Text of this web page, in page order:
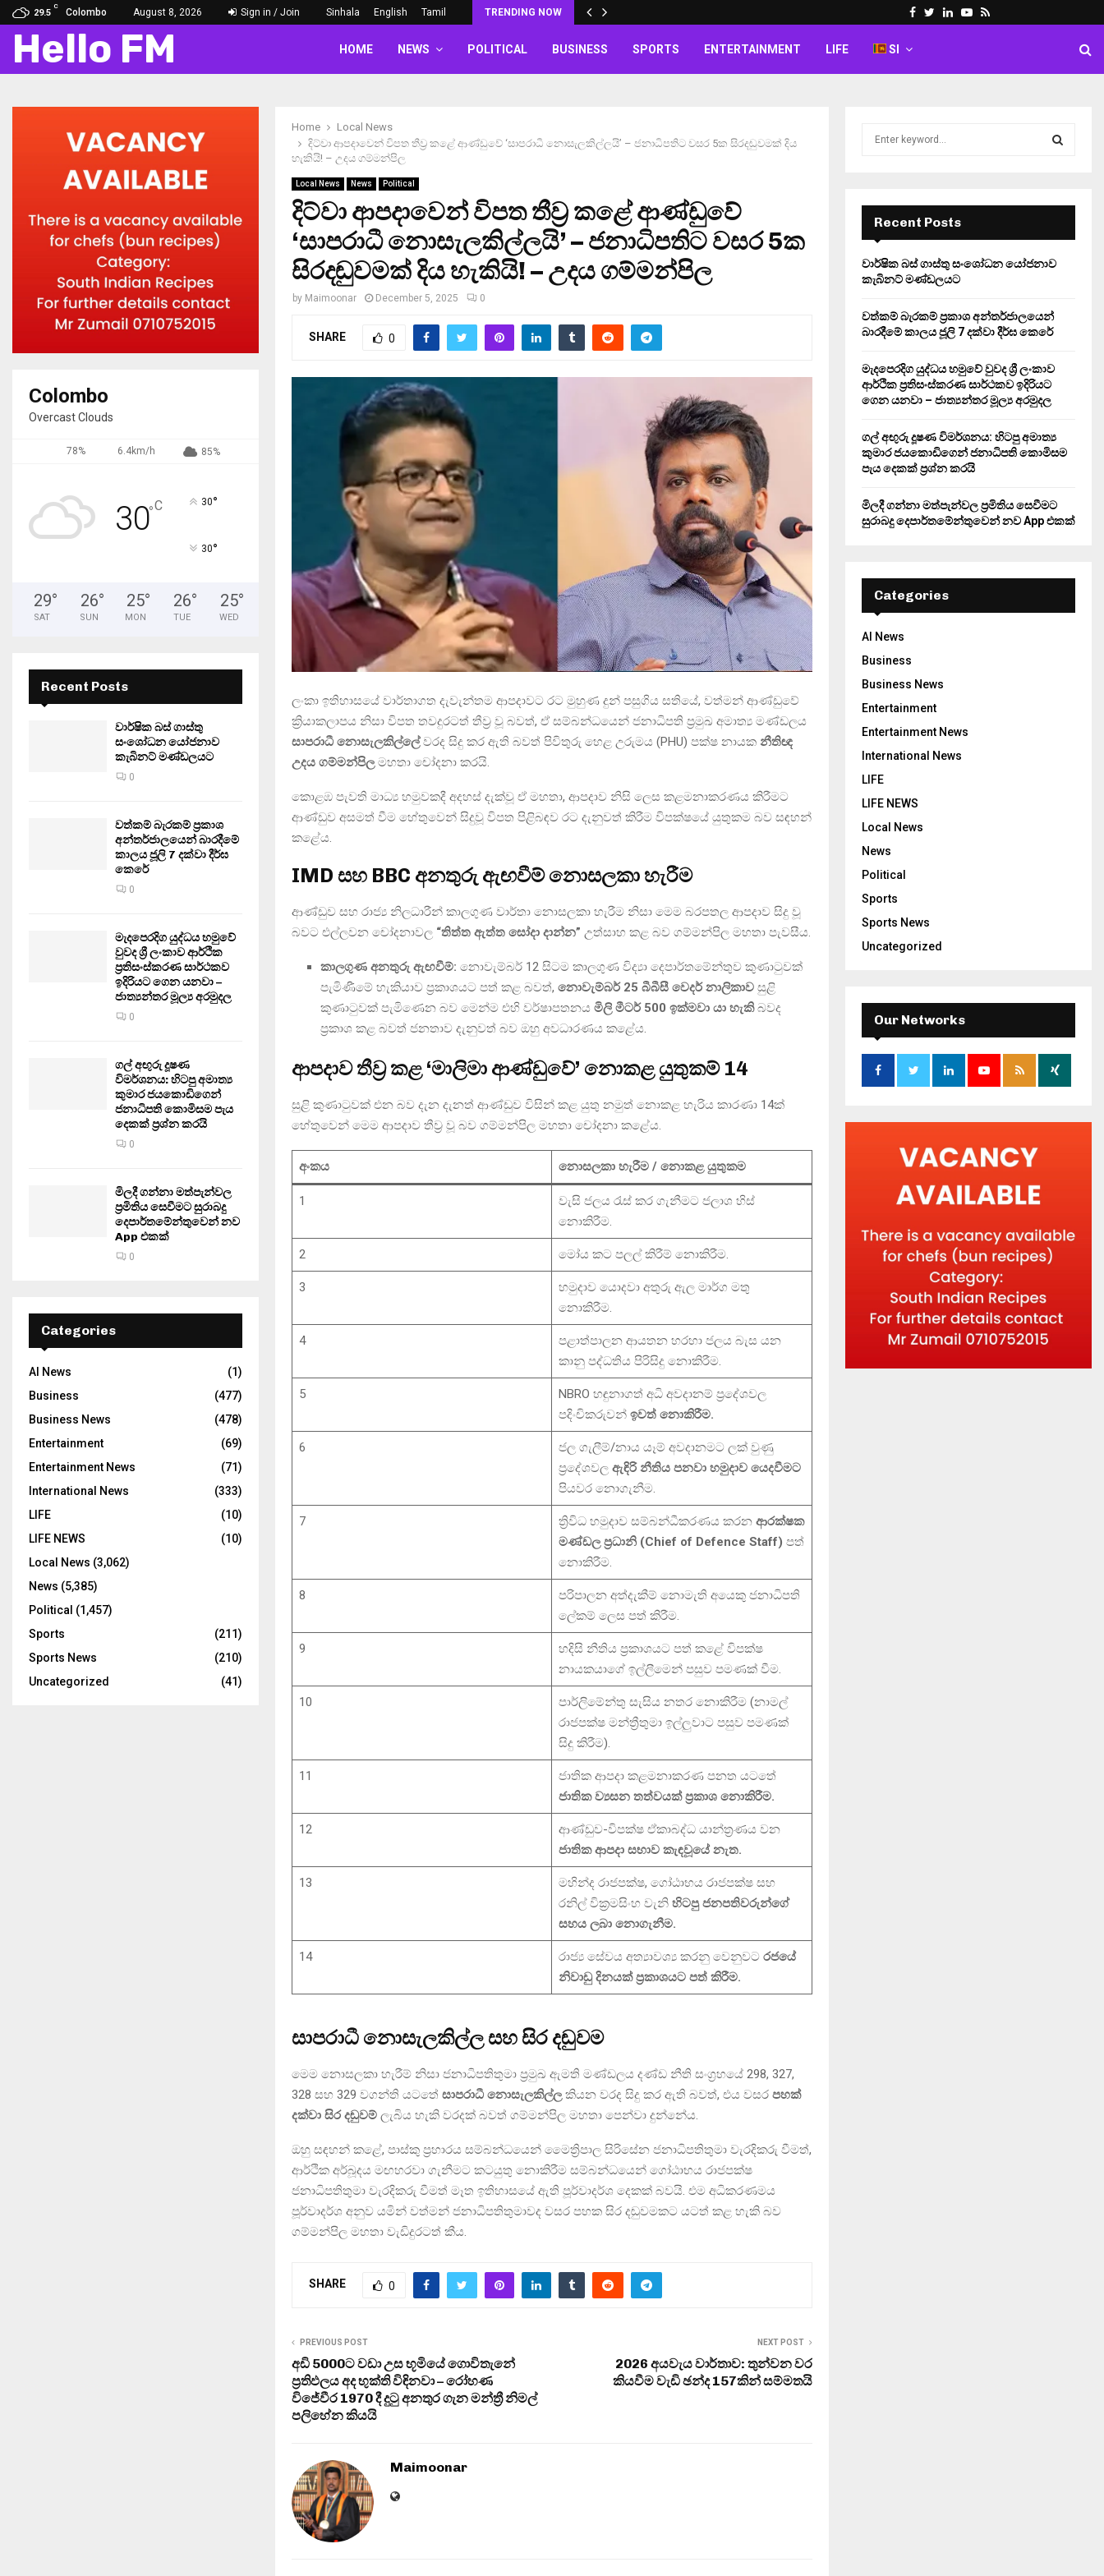
29.5
C
Colombo August 8, 2026 Sign in / Join Sinhala English Tamil TRENDING NOW Facebook
Twitter
LinkedinYoutube
Rss
Hello FM HOME NEWS POLITICAL BUSINESS SPORTS ENTERTAINMENT LIFE SI
Home
Local News
දිට්වා ආපදාවෙන් විපත තීව්‍ර කළේ ආණ්ඩුවේ ‘සාපරාධී නොසැලකිල්ලයි’ – ජනාධිපතිට වසර 5ක සිරදඬුවමක් දිය
හැකියි! – උදය ගම්මන්පිල
Local News News Political
දිට්වා ආපදාවෙන් විපත තීව්‍ර කළේ ආණ්ඩුවේ
‘සාපරාධී නොසැලකිල්ලයි’ – ජනාධිපතිට වසර 5ක
සිරදඬුවමක් දිය හැකියි! – උදය ගම්මන්පිල
by Maimoonar December 5, 2025 0
SHARE 0
ලංකා ඉතිහාසයේ වාර්තාගත දැවැන්තම ආපදාවට රට මුහුණ දුන් පසුගිය සතියේ, වත්මන් ආණ්ඩුවේ
ක්‍රියාකලාපය නිසා විපත තවදුරටත් තීව්‍ර වූ බවත්, ඒ සම්බන්ධයෙන් ජනාධිපති ප්‍රමුඛ අමාත්‍ය මණ්ඩලය
සාපරාධී නොසැලකිල්ලේවරද සිදු කර ඇති බවත් පිවිතුරු හෙළ උරුමය (PHU) පක්ෂ නායක නීතිඥ
උදය ගම්මන්පිලමහතා චෝදනා කරයි.
කොළඹ පැවති මාධ්‍ය හමුවකදී අදහස් දැක්වූ ඒ මහතා, ආපදාව නිසි ලෙස කළමනාකරණය කිරීමට
ආණ්ඩුව අසමත් වීම හේතුවෙන් සිදුවූ විපත පිළිබඳව රට දැනුවත් කිරීම විපක්ෂයේ යුතුකම බව සඳහන්
කළේය.
IMD සහ BBC අනතුරු ඇඟවීම් නොසලකා හැරීම
ආණ්ඩුව සහ රාජ්‍ය නිලධාරීන් කාලගුණ වාර්තා නොසලකා හැරීම නිසා මෙම බරපතල ආපදාව සිදු වූ
බවට එල්ලවන චෝදනාවල “තිත්ත ඇත්ත සෝදා දාන්න” උත්සාහ කළ බව ගම්මන්පිල මහතා පැවසීය.
කාලගුණ අනතුරු ඇඟවීම්: නොවැම්බර් 12 සිටම කාලගුණ විද්‍යා දෙපාර්තමේන්තුව කුණාටුවක්
පැමිණීමේ හැකියාව ප්‍රකාශයට පත් කළ බවත්, නොවැම්බර් 25 බීබීසී වෙදර් නාලිකාව සුළි
කුණාටුවක් පැමිණෙන බව මෙන්ම එහි වර්ෂාපතනය මිලි මීටර් 500 ඉක්මවා යා හැකිබවද
ප්‍රකාශ කළ බවත් ජනතාව දැනුවත් බව ඔහු අවධාරණය කළේය.
ආපදාව තීව්‍ර කළ ‘මාලිමා ආණ්ඩුවේ’ නොකළ යුතුකම් 14
සුළි කුණාටුවක් එන බව දැන දැනත් ආණ්ඩුව විසින් කළ යුතු නමුත් නොකළ හැරිය කාරණා 14ක්
හේතුවෙන් මෙම ආපදාව තීව්‍ර වූ බව ගම්මන්පිල මහතා චෝදනා කළේය.
අංකය නොසලකා හැරීම / නොකළ යුතුකම
1
වැසි ජලය රැස් කර ගැනීමට ජලාශ හිස්
නොකිරීම.
2 මෝය කට පලල් කිරීම් නොකිරීම.
3
හමුදාව යොදවා අතුරු ඇල මාර්ග මතු
නොකිරීම.
4
පළාත්පාලන ආයතන හරහා ජලය බැස යන
කානු පද්ධතිය පිරිසිදු නොකිරීම.
5
NBRO හඳුනාගත් අධි අවදානම් ප්‍රදේශවල
පදිංචිකරුවන් ඉවත් නොකිරීම.
6
ජල ගැලීම්/නාය යෑම් අවදානමට ලක් වුණු
ප්‍රදේශවල ඇඳිරි නීතිය පනවා හමුදාව යෙදවීමට
පියවර නොගැනීම.
7 ත්‍රිවිධ හමුදාව සම්බන්ධීකරණය කරන ආරක්ෂක
මණ්ඩල ප්‍රධානි (Chief of Defence Staff) පත්
නොකිරීම.
8
පරිපාලන අත්දැකීම් නොමැති අයෙකු ජනාධිපති
ලේකම් ලෙස පත් කිරීම.
9
හදිසි නීතිය ප්‍රකාශයට පත් කළේ විපක්ෂ
නායකයාගේ ඉල්ලීමෙන් පසුව පමණක් වීම.
10
පාර්ලිමේන්තු සැසිය නතර නොකිරීම (නාමල්
රාජපක්ෂ මන්ත්‍රීතුමා ඉල්ලුවාට පසුව පමණක්
සිදු කිරීම).
11
ජාතික ආපදා කළමනාකරණ පනත යටතේ
ජාතික ව්‍යසන තත්වයක් ප්‍රකාශ නොකිරීම.
12
ආණ්ඩුව-විපක්ෂ ඒකාබද්ධ යාන්ත්‍රණය වන
ජාතික ආපදා සභාව කැඳවූයේ නැත.
13
මහින්ද රාජපක්ෂ, ගෝඨාභය රාජපක්ෂ සහ
රනිල් වික්‍රමසිංහ වැනි හිටපු ජනපතිවරුන්ගේ
සහය ලබා නොගැනීම.
14 රාජ්‍ය සේවය අත්‍යාවශ්‍ය කරනු වෙනුවට රජයේ
නිවාඩු දිනයක් ප්‍රකාශයට පත් කිරීම.
සාපරාධී නොසැලකිල්ල සහ සිර දඬුවම
මෙම නොසලකා හැරීම් නිසා ජනාධිපතිතුමා ප්‍රමුඛ ඇමති මණ්ඩලය දණ්ඩ නීති සංග්‍රහයේ 298, 327,
328 සහ 329 වගන්ති යටතේ සාපරාධී නොසැලකිල්ලකියන වරද සිදු කර ඇති බවත්, එය වසර පහක්
දක්වා සිර දඬුවම් ලැබිය හැකි වරදක් බවත් ගම්මන්පිල මහතා පෙන්වා දුන්නේය.
ඔහු සඳහන් කළේ, පාස්කු ප්‍රහාරය සම්බන්ධයෙන් මෛත්‍රිපාල සිරිසේන ජනාධිපතිතුමා වැරදිකරු වීමත්,
ආර්ථික අර්බූදය මඟහරවා ගැනීමට කටයුතු නොකිරීම සම්බන්ධයෙන් ගෝඨාභය රාජපක්ෂ
ජනාධිපතිතුමා වැරදිකරු වීමත් මෑත ඉතිහාසයේ ඇති පූර්වාදර්ශ දෙකක් බවයි. එම අධිකරණමය
පූර්වාදර්ශ අනුව යමින් වත්මන් ජනාධිපතිතුමාවද වසර පහක සිර දඬුවමකට යටත් කළ හැකි බව
ගම්මන්පිල මහතා වැඩිදුරටත් කීය.
SHARE 0
PREVIOUS POST
අඩි 5000ට වඩා උස භූමියේ ගොවිතැනේ
ප්‍රතිඵලය අද භුක්ති විඳිනවා – රෝහණ
විජේවීර 1970 දී දුටු අනතුර ගැන මන්ත්‍රී නිමල්
පලිහේන කියයි
NEXT POST
2026 අයවැය වාර්තාව: තුන්වන වර
කියවීම වැඩි ඡන්ද 157කින් සම්මතයි
Maimoonar
Colombo
Overcast Clouds
78% 6.4km/h 85%
30°C 30°
30°
29°
SAT
26°
SUN
25°
MON
26°
TUE
25°
WED
Recent Posts
වාර්ෂික බස් ගාස්තු
සංශෝධන යෝජනාව
කැබිනට් මණ්ඩලයට
0
වත්කම් බැරකම් ප්‍රකාශ
අන්තර්ජාලයෙන් බාරදීමේ
කාලය ජූලි 7 දක්වා දීර්ඝ
කෙරේ
0
මැදපෙරදිග යුද්ධය හමුවේ
වුවද ශ්‍රී ලංකාව ආර්ථික
ප්‍රතිසංස්කරණ සාර්ථකව
ඉදිරියට ගෙන යනවා –
ජාත්‍යන්තර මූල්‍ය අරමුදල
0
ගල් අඟුරු දූෂණ
විමර්ශනය: හිටපු අමාත්‍ය
කුමාර ජයකොඩිගෙන්
ජනාධිපති කොමිසම පැය
දෙකක් ප්‍රශ්න කරයි
0
මිලදී ගන්නා මත්පැන්වල
ප්‍රමිතිය සෙවීමට සුරාබදු
දෙපාර්තමේන්තුවෙන් නව
App එකක්
0
Categories
AI News
(1)
Business
(477)
Business News
(478)
Entertainment
(69)
Entertainment News
(71)
International News
(333)
LIFE
(10)
LIFE NEWS
(10)
Local News (3,062)
News (5,385)
Political (1,457)
Sports
(211)
Sports News
(210)
Uncategorized
(41)
r
:
E
A
R
H
Recent Posts
වාර්ෂික බස් ගාස්තු සංශෝධන යෝජනාව
කැබිනට් මණ්ඩලයට
වත්කම් බැරකම් ප්‍රකාශ අන්තර්ජාලයෙන්
බාරදීමේ කාලය ජූලි 7 දක්වා දීර්ඝ කෙරේ
මැදපෙරදිග යුද්ධය හමුවේ වුවද ශ්‍රී ලංකාව
ආර්ථික ප්‍රතිසංස්කරණ සාර්ථකව ඉදිරියට
ගෙන යනවා – ජාත්‍යන්තර මූල්‍ය අරමුදල
ගල් අඟුරු දූෂණ විමර්ශනය: හිටපු අමාත්‍ය
කුමාර ජයකොඩිගෙන් ජනාධිපති කොමිසම
පැය දෙකක් ප්‍රශ්න කරයි
මිලදී ගන්නා මත්පැන්වල ප්‍රමිතිය සෙවීමට
සුරාබදු දෙපාර්තමේන්තුවෙන් නව App එකක්
Categories
AI News
Business
Business News
Entertainment
Entertainment News
International News
LIFE
LIFE NEWS
Local News
News
Political
Sports
Sports News
Uncategorized
Our Networks